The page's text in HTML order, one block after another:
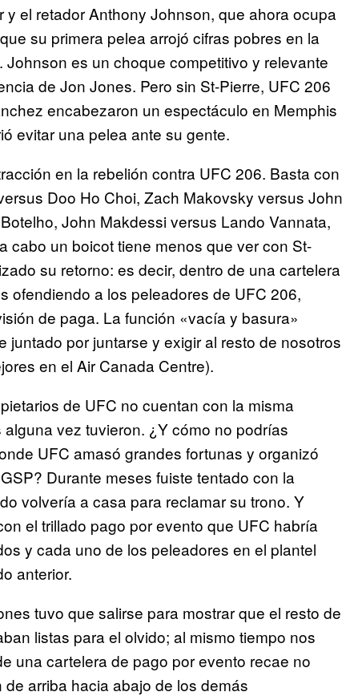
el retador Anthony Johnson, que ahora ocupa
su primera pelea arrojó cifras pobres en la
es un choque competitivo y relevante
de Jon Jones. Pero sin St-Pierre, UFC 206
encabezaron un espectáculo en Memphis
evitar una pelea ante su gente.
en la rebelión contra UFC 206. Basta con
Doo Ho Choi, Zach Makovsky versus John
John Makdessi versus Lando Vannata,
cabo un boicot tiene menos que ver con St-
su retorno: es decir, dentro de una cartelera
ofendiendo a los peleadores de UFC 206,
de paga. La función «vacía y basura»
por juntarse y exigir al resto de nosotros
en el Air Canada Centre).
de UFC no cuentan con la misma
vez tuvieron. ¿Y cómo no podrías
UFC amasó grandes fortunas y organizó
Durante meses fuiste tentado con la
volvería a casa para reclamar su trono. Y
el trillado pago por evento que UFC habría
y cada uno de los peleadores en el plantel
anterior.
tuvo que salirse para mostrar que el resto de
listas para el olvido; al mismo tiempo nos
una cartelera de pago por evento recae no
arriba hacia abajo de los demás